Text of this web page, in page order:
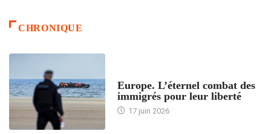
CHRONIQUE
Europe. L’éternel combat des
immigrés pour leur liberté
17 juin 2026